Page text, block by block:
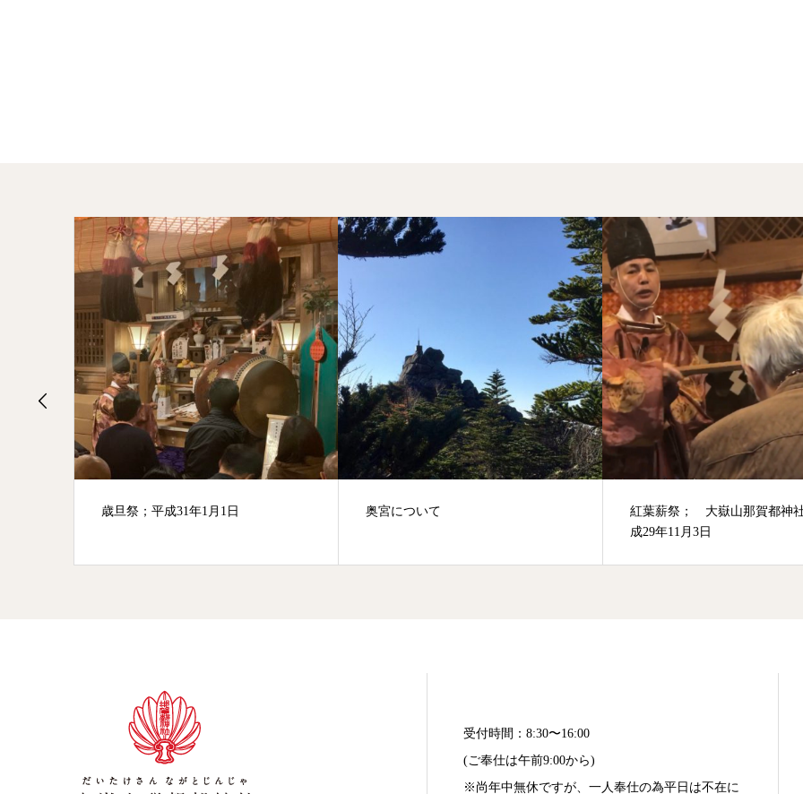
奥宮について
紅葉薪祭； 大嶽山那賀都神社 平
節分祈願祭；平成31年2月2日
受付時間：8:30〜16:00
(ご奉仕は午前9:00から)
※尚年中無休ですが、一人奉仕の為平日は不在に